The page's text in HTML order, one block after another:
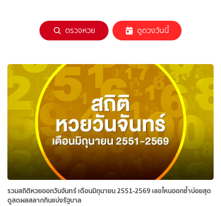
ตรวจหวย ดูดวงวันนี้
รวมสถิติหวยออกวันจันทร์ เดือนมิถุนายน 2551-2569 เลขไหนออกซ้ำบ่อยสุด
ดูสดผลสลากกินแบ่งรัฐบาล